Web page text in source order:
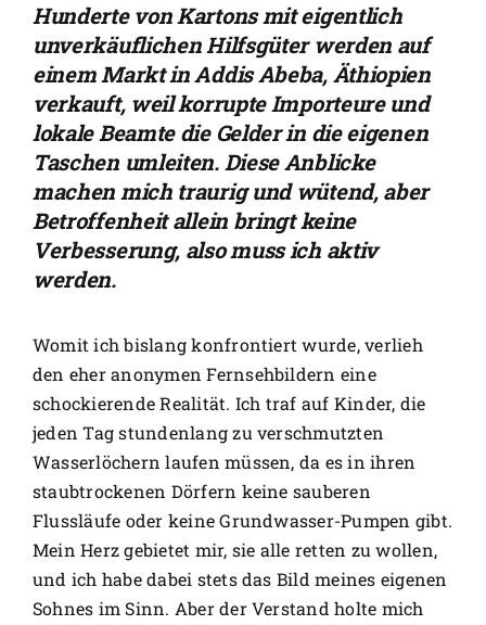
Hunderte von Kartons mit eigentlich
unverkäuflichen Hilfsgüter werden auf
einem Markt in Addis Abeba, Äthiopien
verkauft, weil korrupte Importeure und
lokale Beamte die Gelder in die eigenen
Taschen umleiten. Diese Anblicke
machen mich traurig und wütend, aber
Betroffenheit allein bringt keine
Verbesserung, also muss ich aktiv
werden.
Womit ich bislang konfrontiert wurde, verlieh
den eher anonymen Fernsehbildern eine
schockierende Realität. Ich traf auf Kinder, die
jeden Tag stundenlang zu verschmutzten
Wasserlöchern laufen müssen, da es in ihren
staubtrockenen Dörfern keine sauberen
Flussläufe oder keine Grundwasser-Pumpen gibt.
Mein Herz gebietet mir, sie alle retten zu wollen,
und ich habe dabei stets das Bild meines eigenen
Sohnes im Sinn. Aber der Verstand holte mich